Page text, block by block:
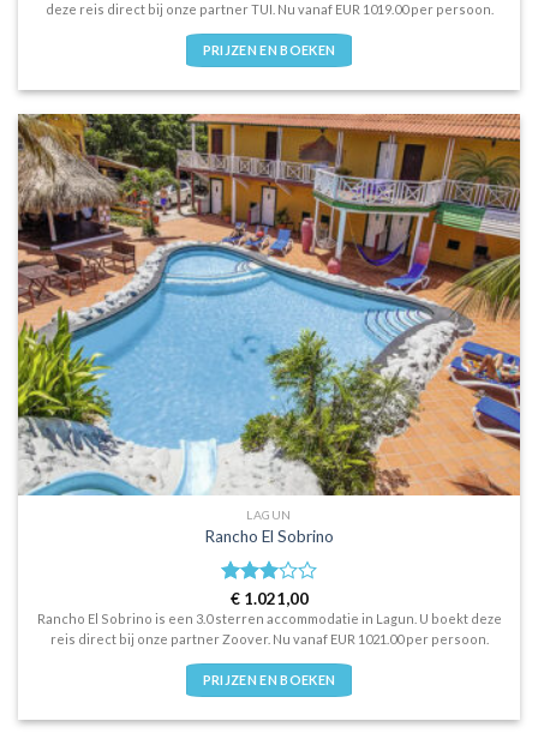
deze reis direct bij onze partner TUI. Nu vanaf EUR 1019.00 per persoon.
PRIJZEN EN BOEKEN
LAGUN
Rancho El Sobrino
Waardering
3.0uit
5
€1.021,00
Rancho El Sobrino is een 3.0 sterren accommodatie in Lagun. U boekt deze
reis direct bij onze partner Zoover. Nu vanaf EUR 1021.00 per persoon.
PRIJZEN EN BOEKEN